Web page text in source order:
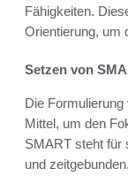
Fähigkeiten.
Orientierung, um
Setzen von
Die
Mittel, um den
SMART steht für
und